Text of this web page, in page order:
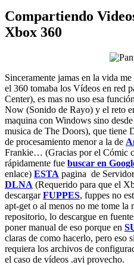
Compartiendo
Xbox 360
Sinceramente jamas en la vida
el 360 tomaba los Vídeos en red
Center), es mas no uso esa
Now (Sonido de Rayo) y el reto
maquina con Windows sino
musica de The Doors), que tiene
de procesamiento menor a la de
Frankie… (Gracias por el Cómic
rápidamente fue buscar en
enlace) ESTA pagina de
DLNA (Requerido para que el
descargarFUPPES, fuppes no
apt-get o al menos no me tome la
repositorio, lo descargue en
poner manual de eso porque en
claras de como hacerlo, pero eso
requiera los archivos de
el caso de vídeos .avi provecho.